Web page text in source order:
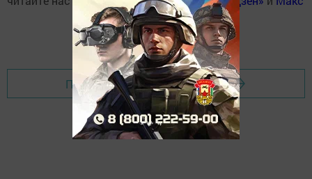
Перейти на страницу новости